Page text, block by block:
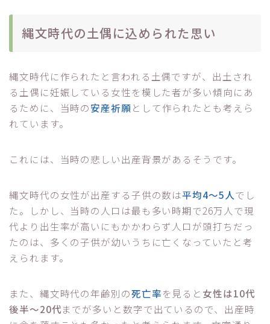
縄文時代の土偶に込められた思い
縄文時代に作られたと言われる土偶ですが、出土され
る土偶に妊娠している女性を模した者が多い傾向にあ
るために、当時の安産祈願として作られたとも考えら
れています。
これには、当時の悲しい出産背景があるそうです。
縄文時代の女性が出産する子供の数は平均4～5人でし
た。しかし、当時の人口は最も多い時期で26万人で現
代より出生率が高いにもかかわらず人口が頭打ちだっ
たのは、多くの子供が幼いうちに亡くなっていたと考
えられます。
また、縄文時代の年齢別の死亡率を見ると 女性は10代
後半～20代までが多いと数字で出ているので、出産時